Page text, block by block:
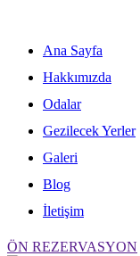
contentAna Sayfa
Hakkımızda
Odalar
Gezilecek Yerler
Galeri
Blog
İletişim
ÖN REZERVASYON